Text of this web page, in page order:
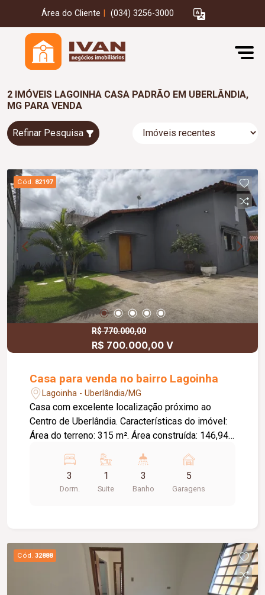
Área do Cliente (034) 3256-3000
2 IMÓVEIS LAGOINHA CASA PADRÃO EM UBERLÂNDIA,
MG PARA VENDA
Refinar Pesquisa
Cód. 82197
R$ 770.000,00
R$ 700.000,00 V
Casa para venda no bairro Lagoinha
Lagoinha - Uberlândia/MG
Casa com excelente localização próximo ao
Centro de Uberlândia. Características do imóvel:
Área do terreno: 315 m². Área construída: 146,94
jantar; Cozinha; Lavanderia com despensa; Jardim
de inverno; 03 quartos; 03 banheiros; 01 suíte.
Área externa: Área gourmet completa;
planejadas; Sistema de câmeras de segurança;
Alarme no portão; Interfone; Imóvel de única
proprietária; Casa construída pela própria
3
Dorm.
1
Suite
3
Banho
5
Garagens
Cód. 32888